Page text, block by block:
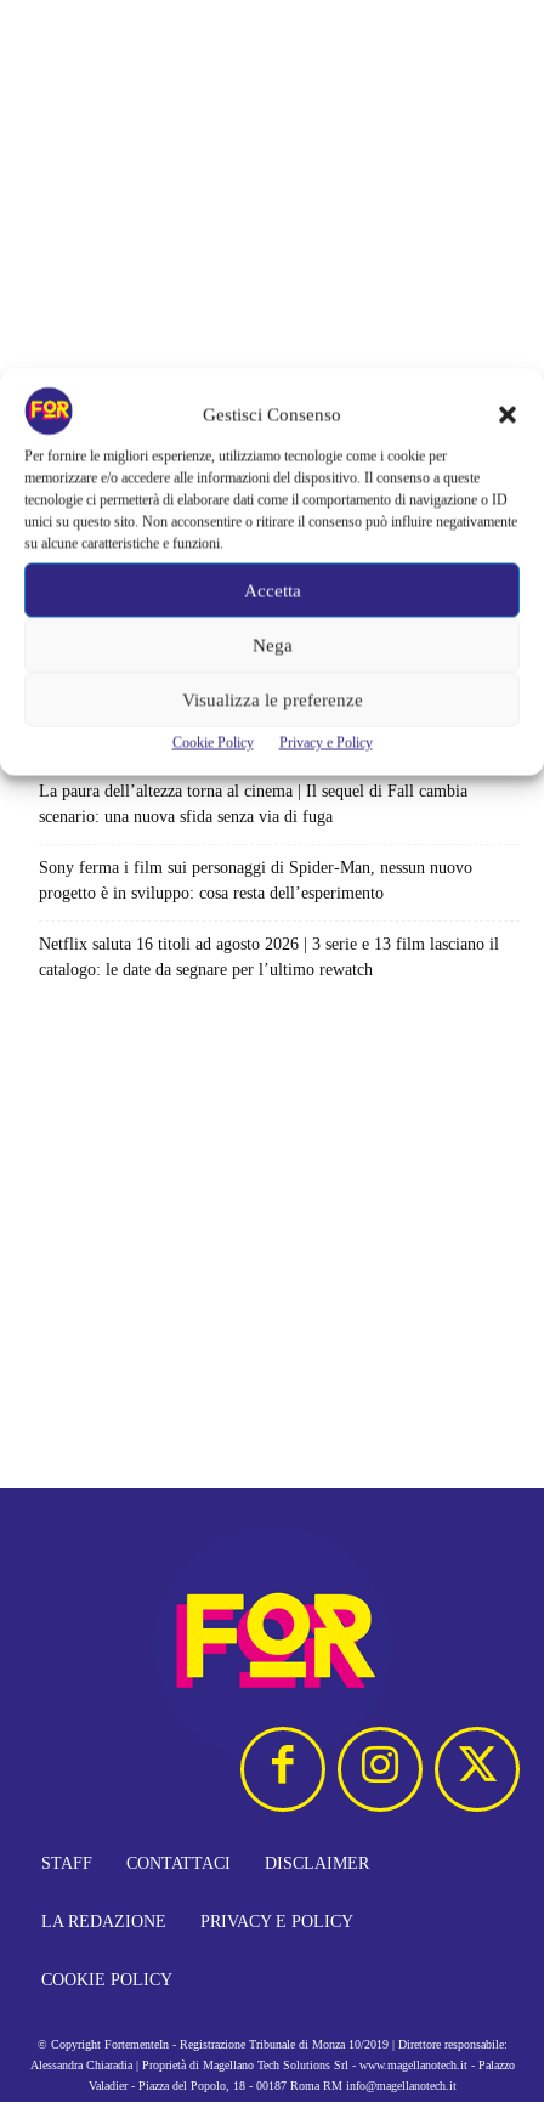
Gestisci Consenso
Per fornire le migliori esperienze, utilizziamo tecnologie come i cookie per
memorizzare e/o accedere alle informazioni del dispositivo. Il consenso a queste
tecnologie ci permetterà di elaborare dati come il comportamento di navigazione o ID
unici su questo sito. Non acconsentire o ritirare il consenso può influire negativamente
su alcune caratteristiche e funzioni.
Accetta
Nega
Visualizza le preferenze
Cookie Policy Privacy e Policy
Articoli recenti
Sky e NOW svelano le uscite di agosto 2026 | Serie, film e
documentari in arrivo: i titoli da non perdere
Spider-Man: Brand New Day riapre una vecchia ferita | Il finale
alimenta una nuova teoria: il dettaglio che coinvolge i due più amati
Barbie 2 rischia di saltare | Warner Bros. ha pochi mesi per trovare un
La bocca del diavolo arriva su Prime Video, squali e claustrofobia nel
nuovo survival horror: una vacanza diventa una trappola
La paura dell’altezza torna al cinema | Il sequel di Fall cambia
scenario: una nuova sfida senza via di fuga
Sony ferma i film sui personaggi di Spider-Man, nessun nuovo
progetto è in sviluppo: cosa resta dell’esperimento
Netflix saluta 16 titoli ad agosto 2026 | 3 serie e 13 film lasciano il
catalogo: le date da segnare per l’ultimo rewatch
STAFF CONTATTACI DISCLAIMER
LA REDAZIONE PRIVACY E POLICY
COOKIE POLICY
© Copyright FortementeIn - Registrazione Tribunale di Monza 10/2019 | Direttore responsabile:
Alessandra Chiaradia | Proprietà di Magellano Tech Solutions Srl - www.magellanotech.it - Palazzo
Valadier - Piazza del Popolo, 18 - 00187 Roma RM info@magellanotech.it